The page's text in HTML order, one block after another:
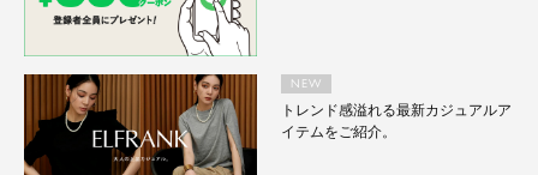
NEW
トレンド感溢れる最新カジュアルア
イテムをご紹介。